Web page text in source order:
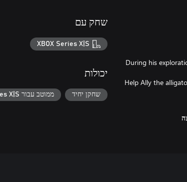
During his
Help Ally the
שחק עם
XBOX Series X|S
יכולות
שחקן יחיד ממוטב עבור Xbox Series X|S